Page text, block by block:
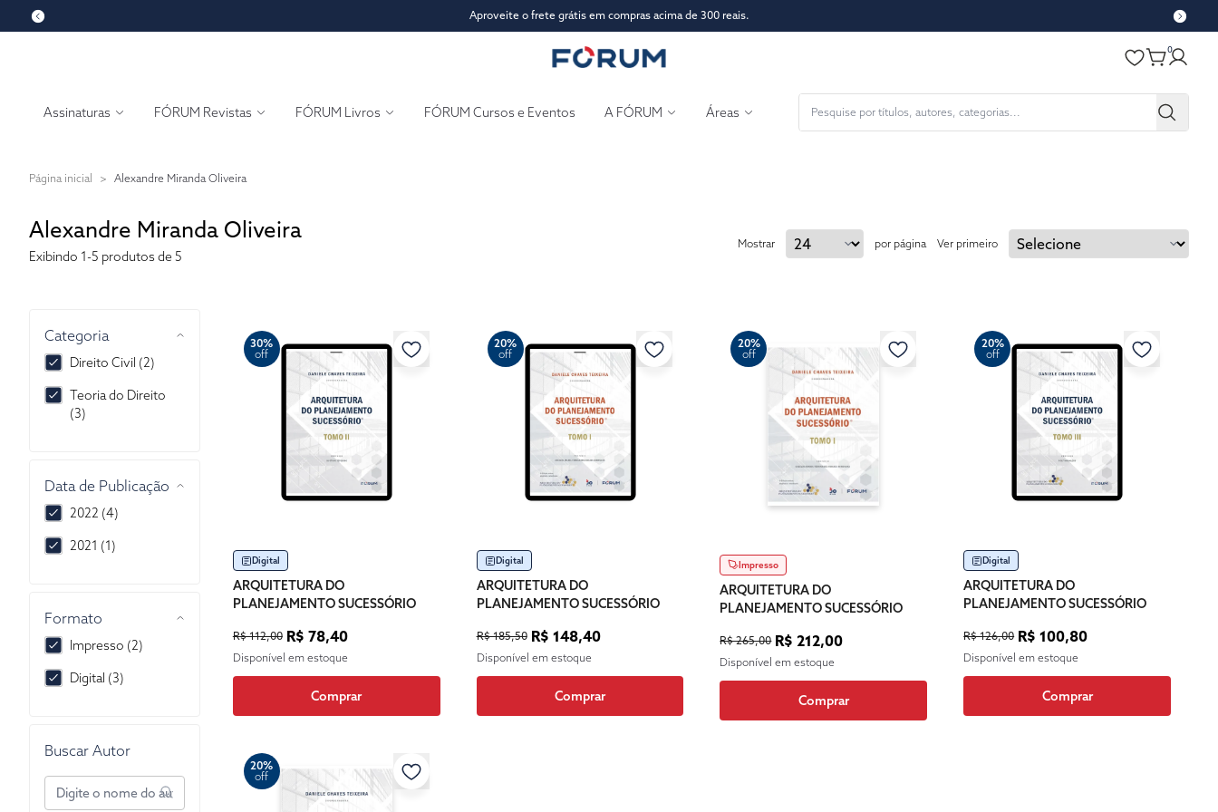
Aproveite o frete grátis em compras acima de 300 reais.
0
Assinaturas FÓRUM Revistas FÓRUM Livros FÓRUM Cursos e Eventos A FÓRUM Áreas
Página inicial > Alexandre Miranda Oliveira
Alexandre Miranda Oliveira
Exibindo 1-5 produtos de 5
Mostrar por página Ver primeiro
Data de Publicação
2022 (4)
2021 (1)
Formato
Impresso (2)
Digital (3)
Categoria
Direito Civil (2)
Teoria do Direito
(3)
Buscar Autor
30%
off
Digital
ARQUITETURA DO
PLANEJAMENTO SUCESSÓRIO
R$ 112,00 R$ 78,40
Disponível em estoque
Comprar
20%
off
Digital
ARQUITETURA DO
PLANEJAMENTO SUCESSÓRIO
R$ 185,50 R$ 148,40
Disponível em estoque
Comprar
20%
off
Impresso
ARQUITETURA DO
PLANEJAMENTO SUCESSÓRIO
R$ 265,00 R$ 212,00
Disponível em estoque
Comprar
20%
off
Digital
ARQUITETURA DO
PLANEJAMENTO SUCESSÓRIO
R$ 126,00 R$ 100,80
Disponível em estoque
Comprar
20%
off